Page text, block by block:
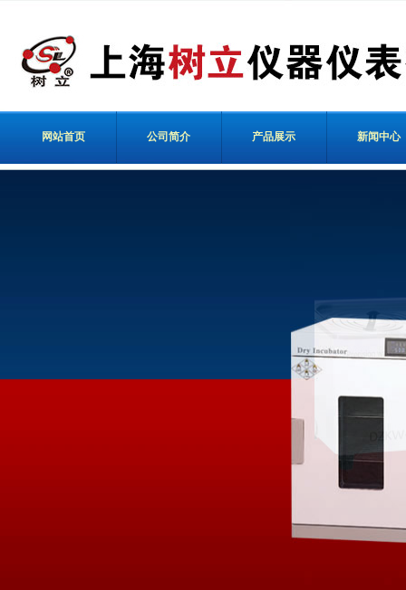
网站首页 公司简介 产品展示 新闻中心